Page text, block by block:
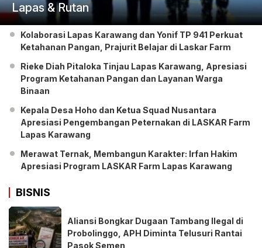
Lapas & Rutan
Kolaborasi Lapas Karawang dan Yonif TP 941 Perkuat
Ketahanan Pangan, Prajurit Belajar di Laskar Farm
Rieke Diah Pitaloka Tinjau Lapas Karawang, Apresiasi
Program Ketahanan Pangan dan Layanan Warga
Binaan
Kepala Desa Hoho dan Ketua Squad Nusantara
Apresiasi Pengembangan Peternakan di LASKAR Farm
Lapas Karawang
Merawat Ternak, Membangun Karakter: Irfan Hakim
Apresiasi Program LASKAR Farm Lapas Karawang
BISNIS
Aliansi Bongkar Dugaan Tambang Ilegal di
Probolinggo, APH Diminta Telusuri Rantai
Pasok Semen